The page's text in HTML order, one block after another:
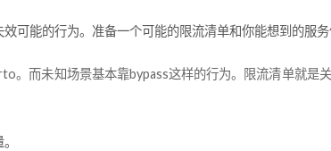
可能的行为。准备一个可能的限流清单和你能想到的服务
。而未知场景基本靠bypass这样的行为。限流清单就是